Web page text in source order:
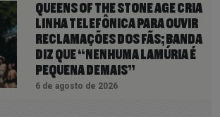
QUEENS OF THE STONE AGE CRIA
LINHA TELEFÔNICA PARA OUVIR
RECLAMAÇÕES DOS FÃS; BANDA
DIZ QUE “NENHUMA LAMÚRIA É
PEQUENA DEMAIS”
6 de agosto de 2026